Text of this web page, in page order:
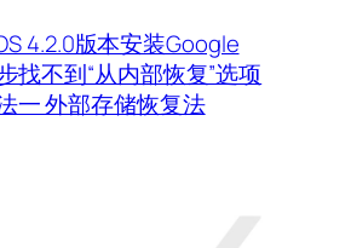
4.2.0版本安装Google
找不到“从内部恢复”选项
一 外部存储恢复法